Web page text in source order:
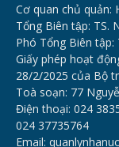
Cơ quan chủ quản:
Tổng Biên tập: TS.
Phó Tổng Biên tập:
Giấy phép hoạt
28/2/2025 của Bộ
Toà soạn: 77
Điện thoại: 024
024 37735764
Email: